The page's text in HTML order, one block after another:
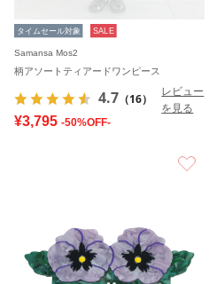
タイムセール対象 SALE
Samansa Mos2
柄アソートティアードワンピース
4.7 （16）
レビュー
を見る
¥3,795 -50%OFF-